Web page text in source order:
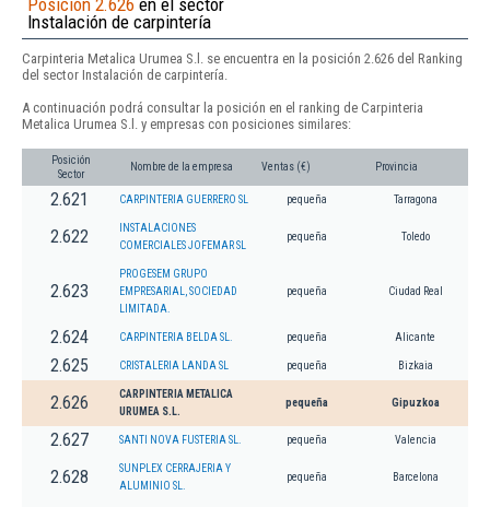
Instalación de carpintería
Carpinteria Metalica Urumea S.l. se encuentra en la posición 2.626 del Ranking
del sector Instalación de carpintería.
A continuación podrá consultar la posición en el ranking de Carpinteria
Metalica Urumea S.l. y empresas con posiciones similares:
Posición
Sector
Nombre de la empresa Ventas (€) Provincia
2.621 CARPINTERIA GUERRERO SL pequeña Tarragona
2.622
INSTALACIONES
COMERCIALES JOFEMAR SL
pequeña Toledo
2.623
PROGESEM GRUPO
EMPRESARIAL, SOCIEDAD
LIMITADA.
pequeña Ciudad Real
2.624 CARPINTERIA BELDA SL. pequeña Alicante
2.625 CRISTALERIA LANDA SL pequeña Bizkaia
2.626
CARPINTERIA METALICA
URUMEA S.L.
pequeña Gipuzkoa
2.627 SANTI NOVA FUSTERIA SL. pequeña Valencia
2.628
SUNPLEX CERRAJERIA Y
ALUMINIO SL.
pequeña Barcelona